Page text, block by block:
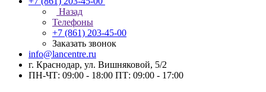
Назад
Телефоны
+7 (861) 203-45-00
Заказать звонок
info@lancentre.ru
г. Краснодар, ул. Вишняковой, 5/2
ПН-ЧТ: 09:00 - 18:00 ПТ: 09:00 - 17:00